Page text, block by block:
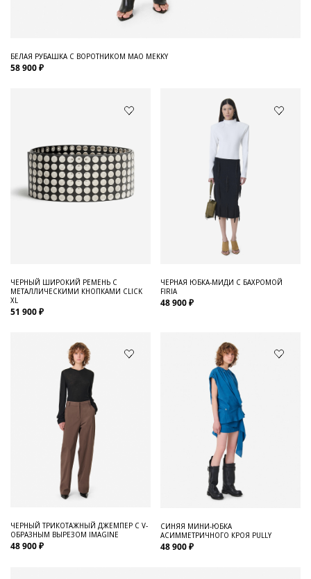
БЕЛАЯ РУБАШКА С ВОРОТНИКОМ МАО MEKKY
58 900 ₽
ЧЕРНЫЙ ШИРОКИЙ РЕМЕНЬ С
МЕТАЛЛИЧЕСКИМИ КНОПКАМИ CLICK
XL
51 900 ₽
ЧЕРНАЯ ЮБКА-МИДИ С БАХРОМОЙ
FIRIA
48 900 ₽
ЧЕРНЫЙ ТРИКОТАЖНЫЙ ДЖЕМПЕР С V-
ОБРАЗНЫМ ВЫРЕЗОМ IMAGINE
48 900 ₽
СИНЯЯ МИНИ-ЮБКА
АСИММЕТРИЧНОГО КРОЯ PULLY
48 900 ₽